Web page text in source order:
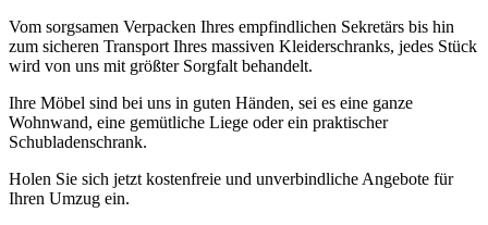
Vom sorgsamen Verpacken Ihres empfindlichen Sekretärs bis hin
zum sicheren Transport Ihres massiven Kleiderschranks, jedes Stück
wird von uns mit größter Sorgfalt behandelt.
Ihre Möbel sind bei uns in guten Händen, sei es eine ganze
Wohnwand, eine gemütliche Liege oder ein praktischer
Schubladenschrank.
Holen Sie sich jetzt kostenfreie und unverbindliche Angebote für
Ihren Umzug ein.